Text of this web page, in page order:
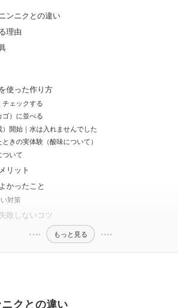
ンニクとの違い
理由
使った作り方
ェックする
）に並べる
開始｜水は入れませんでした
きの実体験（酸味について）
いて
リット
かったこと
対策
敗しないコツ
もっと見る
クとの違い